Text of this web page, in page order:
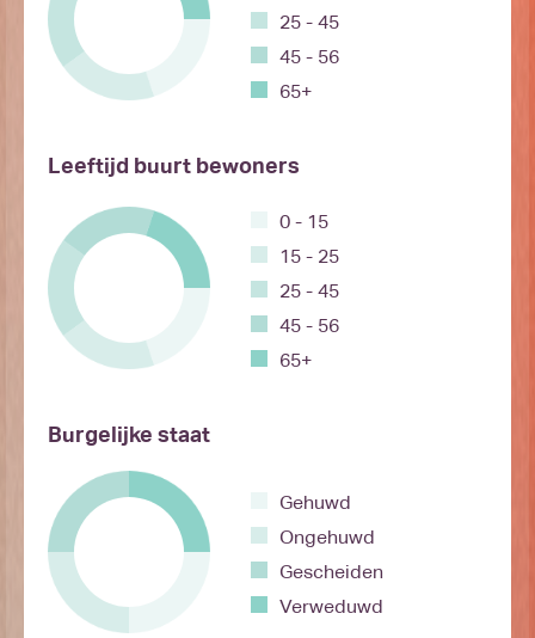
25 - 45
45 - 56
65+
Leeftijd buurt bewoners
0 - 15
15 - 25
25 - 45
45 - 56
65+
Burgelijke staat
Gehuwd
Ongehuwd
Gescheiden
Verweduwd